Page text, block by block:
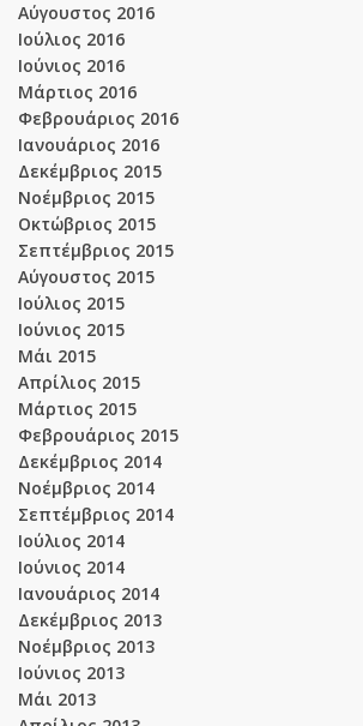
Αύγουστος 2016
Ιούλιος 2016
Ιούνιος 2016
Μάρτιος 2016
Φεβρουάριος 2016
Ιανουάριος 2016
Δεκέμβριος 2015
Νοέμβριος 2015
Οκτώβριος 2015
Σεπτέμβριος 2015
Αύγουστος 2015
Ιούλιος 2015
Ιούνιος 2015
Μάι 2015
Απρίλιος 2015
Μάρτιος 2015
Φεβρουάριος 2015
Δεκέμβριος 2014
Νοέμβριος 2014
Σεπτέμβριος 2014
Ιούλιος 2014
Ιούνιος 2014
Ιανουάριος 2014
Δεκέμβριος 2013
Νοέμβριος 2013
Ιούνιος 2013
Μάι 2013